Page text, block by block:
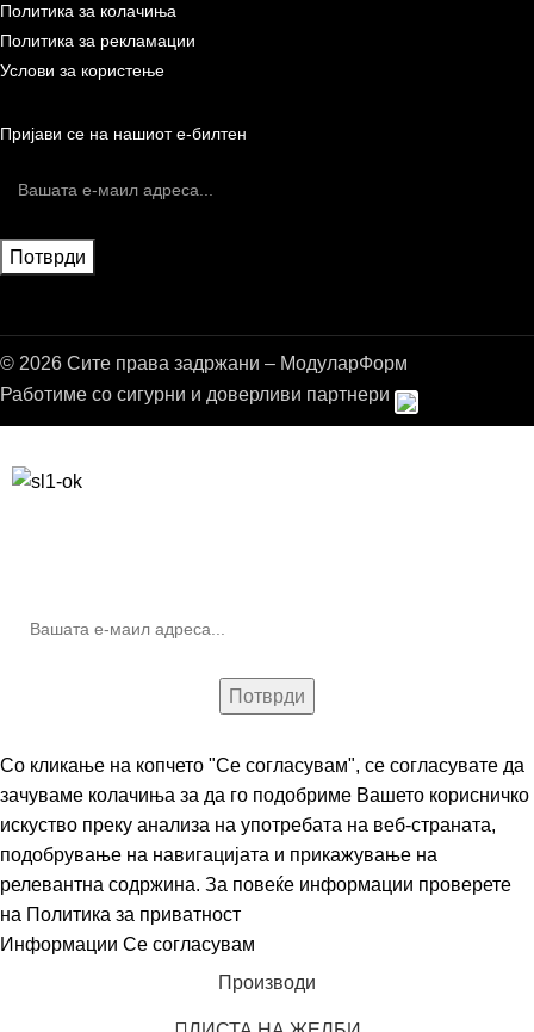
Политика за колачиња
Политика за рекламации
Услови за користење
Пријави се на нашиот е-билтен
© 2026 Сите права задржани – МодуларФорм
Работиме со сигурни и доверливи партнери
Со кликање на копчето "Се согласувам", се согласувате да
зачуваме колачиња за да го подобриме Вашето корисничко
искуство преку анализа на употребата на веб-страната,
подобрување на навигацијата и прикажување на
релевантна содржина. За повеќе информации проверете
на Политика за приватност
Информации Се согласувам
Производи